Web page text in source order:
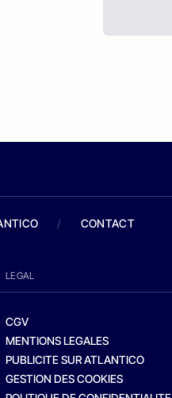
/ CONTACT
LEGAL
CGV
MENTIONS LEGALES
PUBLICITE SUR ATLANTICO
GESTION DES COOKIES